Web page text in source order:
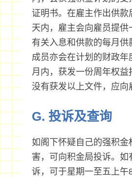
证明书。在雇主作出供款
天内，雇主会向雇员提供
有关入息和供款的每月供
成员亦会在计划的财政年
月内，获发一份周年权益
没有获发以上文件，应向
G. 投诉及查询
如阁下怀疑自己的强积金
害，可向积金局投诉。如
诉，可于星期一至五上午